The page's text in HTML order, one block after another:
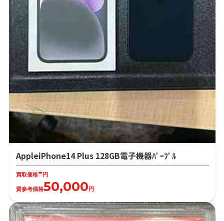
AppleiPhone14 Plus 128GB電子機器ﾊﾟｰﾌﾟﾙ
買取価格-円
質参考価格50,000円